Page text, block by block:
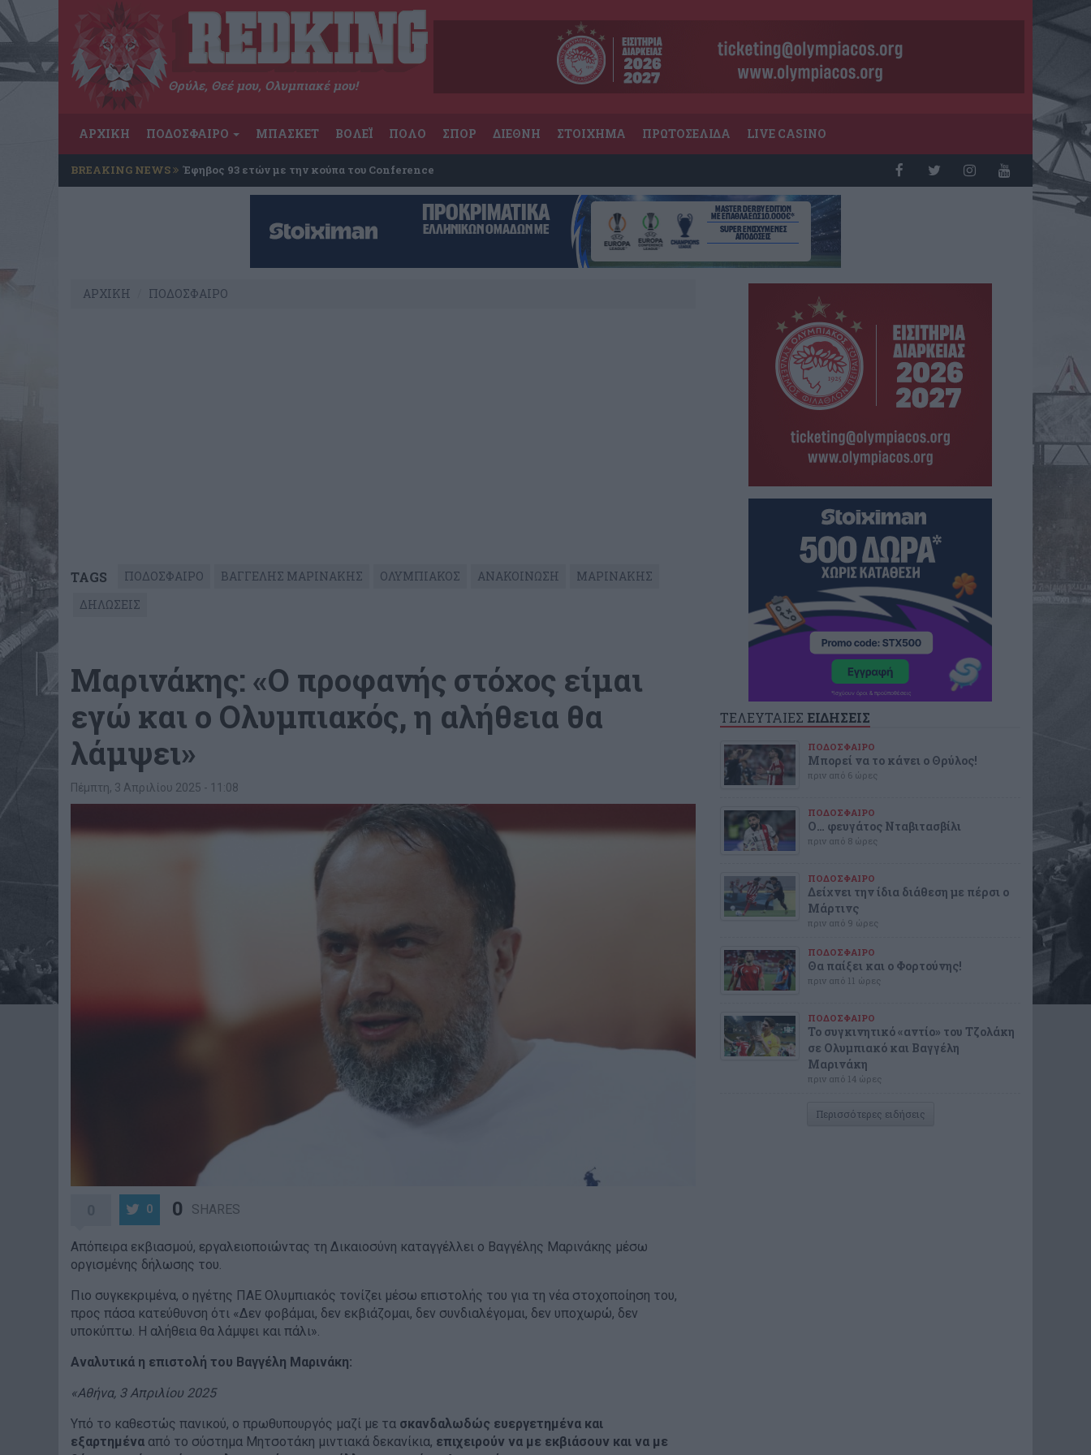
Θρύλε, Θεέ μου, Ολυμπιακέ μου!
ΑΡΧΙΚΗ ΠΟΔΟΣΦΑΙΡΟ ΜΠΑΣΚΕΤ ΒΟΛΕΪ ΠΟΛΟ ΣΠΟΡ ΔΙΕΘΝΗ ΣΤΟΙΧΗΜΑ ΠΡΩΤΟΣΕΛΙΔΑ LIVE CASINO
BREAKING NEWS Έφηβος 93 ετών με την κούπα του Conference
ΑΡΧΙΚΗ ΠΟΔΟΣΦΑΙΡΟ
TAGS ΠΟΔΟΣΦΑΙΡΟ ΒΑΓΓΕΛΗΣ ΜΑΡΙΝΑΚΗΣ ΟΛΥΜΠΙΑΚΟΣ ΑΝΑΚΟΙΝΩΣΗ
ΜΑΡΙΝΑΚΗΣ
ΔΗΛΩΣΕΙΣ
Μαρινάκης: «Ο προφανής στόχος είμαι
εγώ και ο Ολυμπιακός, η αλήθεια θα
λάμψει»
Πέμπτη, 3 Απριλίου 2025 - 11:08
0 SHARES
0
Απόπειρα εκβιασμού, εργαλειοποιώντας τη Δικαιοσύνη καταγγέλλει ο Βαγγέλης Μαρινάκης μέσω
οργισμένης δήλωσης του.
Πιο συγκεκριμένα, ο ηγέτης ΠΑΕ Ολυμπιακός τονίζει μέσω επιστολής του για τη νέα στοχοποίηση του,
προς πάσα κατεύθυνση ότι «Δεν φοβάμαι, δεν εκβιάζομαι, δεν συνδιαλέγομαι, δεν υποχωρώ, δεν
υποκύπτω. Η αλήθεια θα λάμψει και πάλι».
Αναλυτικά η επιστολή του Βαγγέλη Μαρινάκη:
«Αθήνα, 3 Απριλίου 2025
Υπό το καθεστώς πανικού, ο πρωθυπουργός μαζί με τα σκανδαλωδώς ευεργετημένα και
εξαρτημένα από το σύστημα Μητσοτάκη μιντιακά δεκανίκια, επιχειρούν να με εκβιάσουν και να με
ΤΕΛΕΥΤΑΙΕΣ ΕΙΔΗΣΕΙΣ
ΠΟΔΟΣΦΑΙΡΟ
Μπορεί να το κάνει ο Θρύλος!
πριν από 6 ώρες
ΠΟΔΟΣΦΑΙΡΟ
Ο… φευγάτος Νταβιτασβίλι
πριν από 8 ώρες
ΠΟΔΟΣΦΑΙΡΟ
Δείχνει την ίδια διάθεση με πέρσι ο
Μάρτινς
πριν από 9 ώρες
ΠΟΔΟΣΦΑΙΡΟ
Θα παίξει και ο Φορτούνης!
πριν από 11 ώρες
ΠΟΔΟΣΦΑΙΡΟ
Το συγκινητικό «αντίο» του Τζολάκη
σε Ολυμπιακό και Βαγγέλη
Μαρινάκη
πριν από 14 ώρες
Περισσότερες ειδήσεις